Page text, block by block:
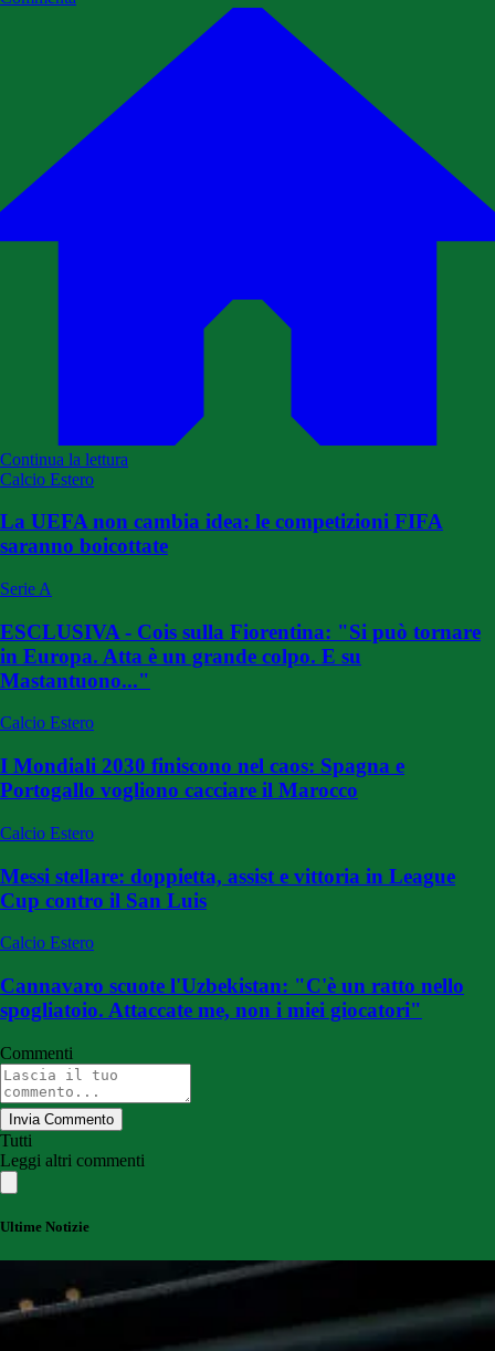
Continua la lettura
Calcio Estero
La UEFA non cambia idea: le competizioni FIFA
saranno boicottate
Serie A
ESCLUSIVA - Cois sulla Fiorentina: "Si può tornare
in Europa. Atta è un grande colpo. E su
Mastantuono..."
Calcio Estero
I Mondiali 2030 finiscono nel caos: Spagna e
Portogallo vogliono cacciare il Marocco
Calcio Estero
Messi stellare: doppietta, assist e vittoria in League
Cup contro il San Luis
Calcio Estero
Cannavaro scuote l'Uzbekistan: "C'è un ratto nello
spogliatoio. Attaccate me, non i miei giocatori"
Commenti
Invia Commento
Tutti
Leggi altri commenti
Ultime Notizie